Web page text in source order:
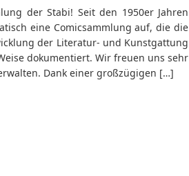
der Stabi! Seit den 1950er Jahren
eine Comicsammlung auf, die die
der Literatur- und Kunstgattung
dokumentiert. Wir freuen uns sehr
Dank einer großzügigen […]